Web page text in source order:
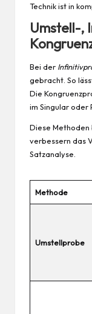
Technik ist in
Umstell-,
Bei der
gebracht. So
Die
im Singular oder
Diese
verbessern das
Satzanalyse.
Methode
Umstellprobe